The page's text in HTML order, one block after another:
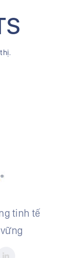
tinh tế